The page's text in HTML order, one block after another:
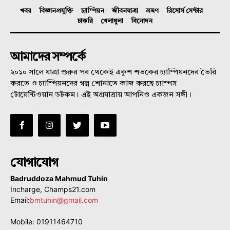
খবর বিজ্ঞানপ্রযুক্তি চ্যাম্পিয়ন জীবনযাত্রা ভ্রমণ
রিসোর্স সেন্টার
চাকরি
খেলাধুলা বিনোদন
আমাদের সম্পর্কে
২০১০ সালে যাত্রা শুরুর পর থেকেই একুশ শতকের চ্যাম্পিয়নদের তৈরি
করতে ও চ্যাম্পিয়নদের গল্প শোনাতে কাজ করছে চ্যাম্পস
টোয়েন্টিওয়ান ডটকম। এই অগ্রযাত্রায় আপনিও একজন সঙ্গী।
যোগাযোগ
Badruddoza Mahmud Tuhin
Incharge, Champs21.com
Email:bmtuhin@gmail.com
Mobile: 01911464710